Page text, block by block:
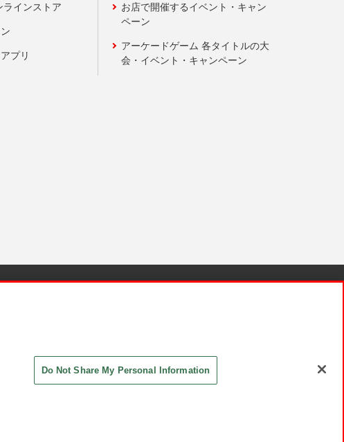
ラインストア
プリ
お店で開催するイベント・キャン
ペーン
アーケードゲーム 各タイトルの大
会・イベント・キャンペーン
Do Not Share My Personal Information